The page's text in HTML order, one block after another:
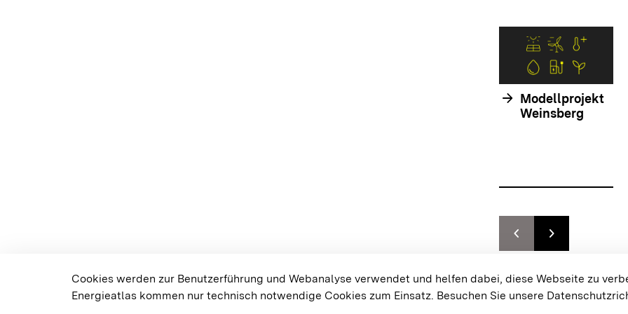
arrow_forward Modellprojekt
Weinsberg
chevron_leftZur vorhergehenden
chevron_rightZur nächsten
Cookie-Einstellungen
Cookies werden zur Benutzerführung und Webanalyse verwendet und helfen dabei, diese Webseite zu
Energieatlas kommen nur technisch notwendige Cookies zum Einsatz. Besuchen Sie unsere